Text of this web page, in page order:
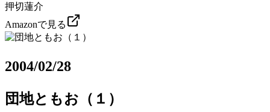
押切蓮介
Amazonで見る
2004/02/28
団地ともお（１）